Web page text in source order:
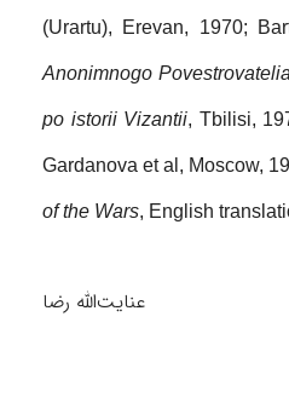
(Urartu), Erevan, 1970;
Anonimnogo
po istorii Vizantii, Tbilisi,
Gardanova et al, Moscow,
of the Wars, English
عنایت‌الله رضا